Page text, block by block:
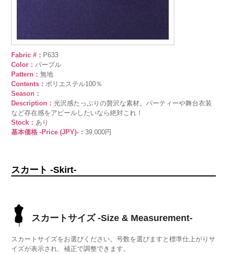
Fabric #： P633
Color：パープル
Pattern：無地
Contents：ポリエステル100％
Season：
Description：光沢感たっぷりの贅沢な素材。パーティーや舞台衣装
など存在感をアピールしたいなら絶対これ！
Stock：あり
基本価格 -Price (JPY)-：39,000円
スカート -Skirt-
スカートサイズ -Size & Measurement-
スカートサイズをお選びください。号数を選びますと標準仕上がりサ
イズが表示され、補正で調整できます。